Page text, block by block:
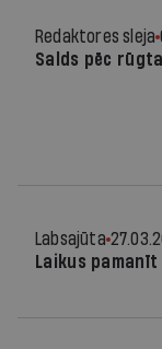
Redaktores sleja
Salds pēc rūgta
Labsajūta
Laikus pamanīt